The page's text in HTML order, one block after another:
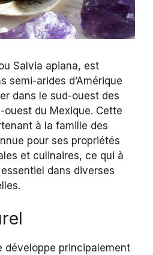
Salvia apiana, est
semi-arides d’Amérique
dans le sud-ouest des
ouest du Mexique. Cette
à la famille des
pour ses propriétés
et culinaires, ce qui à
dans diverses
développe principalement